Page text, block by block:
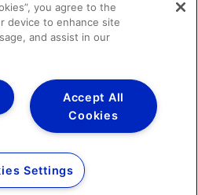
you agree to the
device to enhance site
and assist in our
Accept All
Cookies
Settings